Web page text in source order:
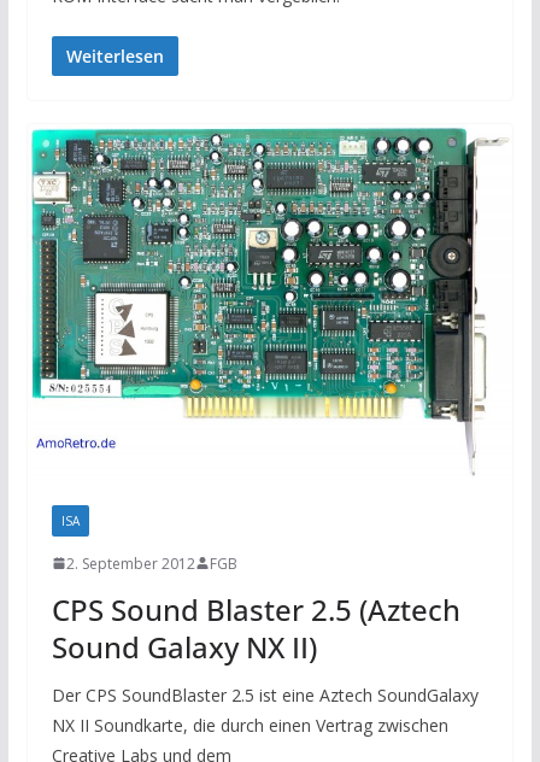
Weiterlesen
ISA
2. September 2012 FGB
CPS Sound Blaster 2.5 (Aztech
Sound Galaxy NX II)
Der CPS SoundBlaster 2.5 ist eine Aztech SoundGalaxy
NX II Soundkarte, die durch einen Vertrag zwischen
Creative Labs und dem